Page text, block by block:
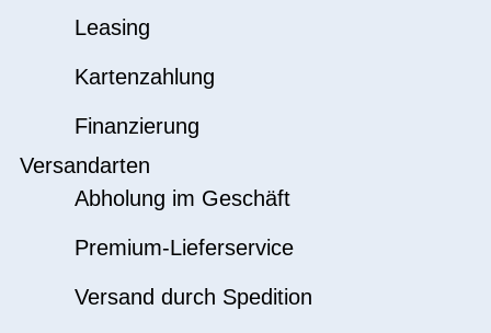
Leasing
Kartenzahlung
Finanzierung
Versandarten
Abholung im Geschäft
Premium-Lieferservice
Versand durch Spedition